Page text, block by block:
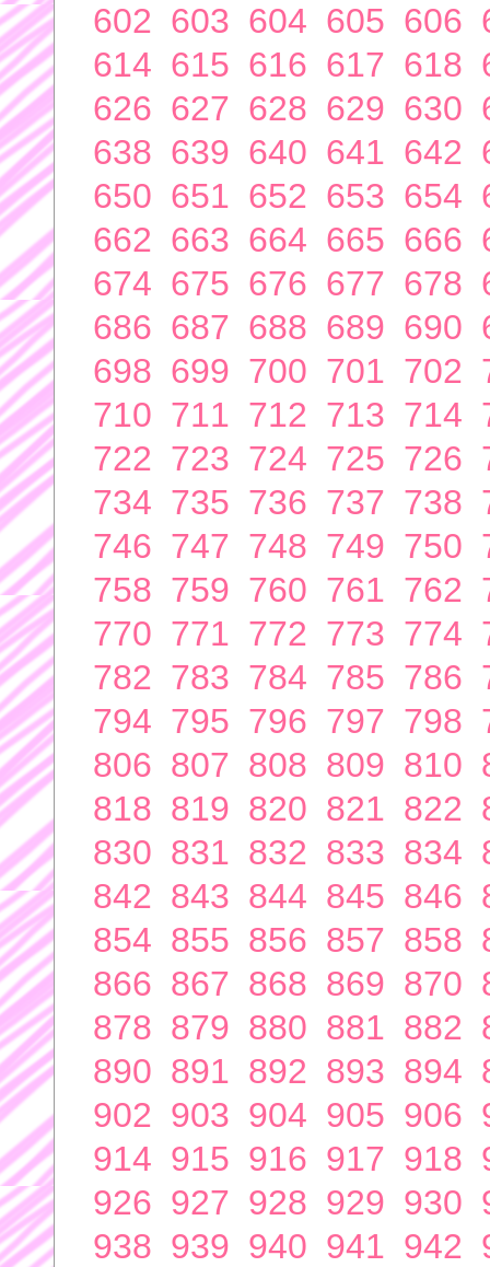
602 603 604 605 606
614 615 616 617 618
626 627 628 629 630
638 639 640 641 642
650 651 652 653 654
662 663 664 665 666
674 675 676 677 678
686 687 688 689 690
698 699 700 701 702
710 711 712 713 714
722 723 724 725 726
734 735 736 737 738
746 747 748 749 750
758 759 760 761 762
770 771 772 773 774
782 783 784 785 786
794 795 796 797 798
806 807 808 809 810
818 819 820 821 822
830 831 832 833 834
842 843 844 845 846
854 855 856 857 858
866 867 868 869 870
878 879 880 881 882
890 891 892 893 894
902 903 904 905 906
914 915 916 917 918
926 927 928 929 930
938 939 940 941 942